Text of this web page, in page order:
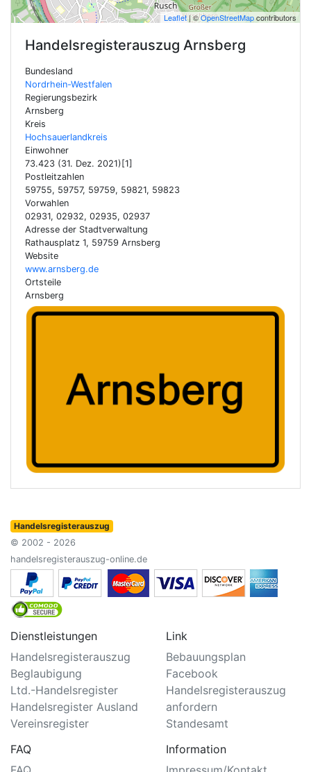
Leaflet| ©OpenStreetMapcontributors
Handelsregisterauszug Arnsberg
Bundesland
Nordrhein-Westfalen
Regierungsbezirk
Arnsberg
Kreis
Hochsauerlandkreis
Einwohner
73.423 (31. Dez. 2021)[1]
Postleitzahlen
59755, 59757, 59759, 59821, 59823
Vorwahlen
02931, 02932, 02935, 02937
Adresse der Stadtverwaltung
Rathausplatz 1, 59759 Arnsberg
Website
www.arnsberg.de
Ortsteile
Arnsberg
Handelsregisterauszug
© 2002 - 2026
handelsregisterauszug-online.de
Dienstleistungen
Handelsregisterauszug
Beglaubigung
Ltd.-Handelsregister
Handelsregister Ausland
Vereinsregister
Link
Bebauungsplan
Facebook
Handelsregisterauszug
anfordern
Standesamt
FAQ
Information